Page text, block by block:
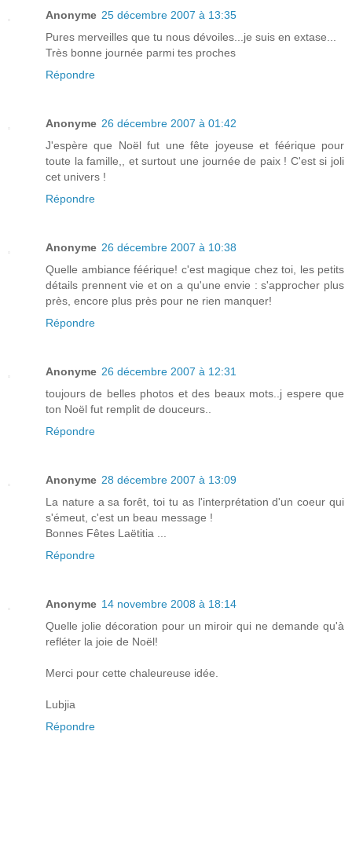
Anonyme 25 décembre 2007 à 13:35
Pures merveilles que tu nous dévoiles...je suis en extase...
Très bonne journée parmi tes proches
Répondre
Anonyme 26 décembre 2007 à 01:42
J'espère que Noël fut une fête joyeuse et féérique pour
toute la famille,, et surtout une journée de paix ! C'est si joli
cet univers !
Répondre
Anonyme 26 décembre 2007 à 10:38
Quelle ambiance féérique! c'est magique chez toi, les petits
détails prennent vie et on a qu'une envie : s'approcher plus
près, encore plus près pour ne rien manquer!
Répondre
Anonyme 26 décembre 2007 à 12:31
toujours de belles photos et des beaux mots..j espere que
ton Noël fut remplit de douceurs..
Répondre
Anonyme 28 décembre 2007 à 13:09
La nature a sa forêt, toi tu as l'interprétation d'un coeur qui
s'émeut, c'est un beau message !
Bonnes Fêtes Laëtitia ...
Répondre
Anonyme 14 novembre 2008 à 18:14
Quelle jolie décoration pour un miroir qui ne demande qu'à
refléter la joie de Noël!
Merci pour cette chaleureuse idée.
Lubjia
Répondre